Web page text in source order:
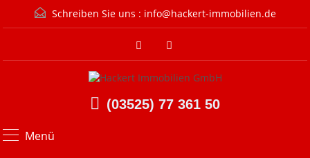
Schreiben Sie uns : info@hackert-immobilien.de
(03525) 77 361 50
Menü